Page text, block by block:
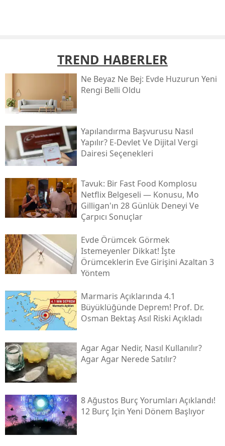
TREND HABERLER
Ne Beyaz Ne Bej: Evde Huzurun Yeni
Rengi Belli Oldu
Yapılandırma Başvurusu Nasıl
Yapılır? E-Devlet Ve Dijital Vergi
Dairesi Seçenekleri
Tavuk: Bir Fast Food Komplosu
Netflix Belgeseli — Konusu, Mo
Gilligan'ın 28 Günlük Deneyi Ve
Çarpıcı Sonuçlar
Evde Örümcek Görmek
Istemeyenler Dikkat! İşte
Örümceklerin Eve Girişini Azaltan 3
Yöntem
Marmaris Açıklarında 4.1
Büyüklüğünde Deprem! Prof. Dr.
Osman Bektaş Asıl Riski Açıkladı
Agar Agar Nedir, Nasıl Kullanılır?
Agar Agar Nerede Satılır?
8 Ağustos Burç Yorumları Açıklandı!
12 Burç Için Yeni Dönem Başlıyor